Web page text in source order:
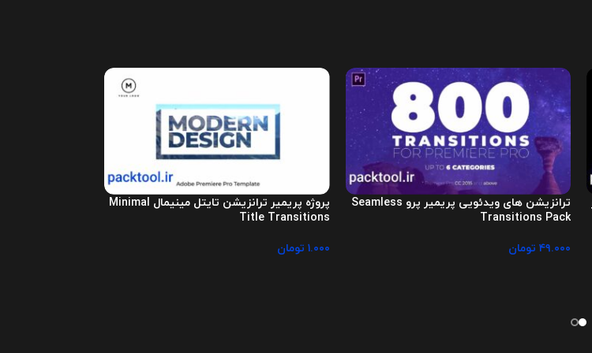
ترانزیشن های ویدئویی پریمیر پرو Seamless
Transitions Pack
۴۹.۰۰۰ تومان
پروژه پریمیر ترانزیشن تایتل مینیمال Minimal
Title Transitions
۱.۰۰۰ تومان